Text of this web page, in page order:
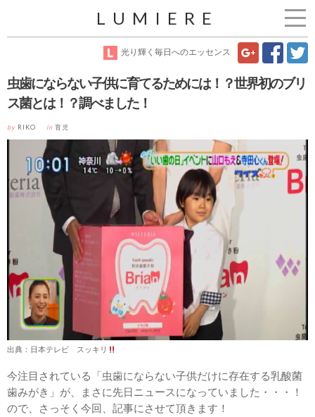
LUMIERE
光り輝く毎日へのエッセンス
虫歯にならない子供に育てるためには！？世界初のブリ
ス菌とは！？調べました！
by RIKO in 育児
出典：日本テレビ スッキリ
今注目されている「虫歯にならない子供だけに存在する乳酸菌
歯みがき」が、まさに先日ニュースになっていました・・・！
ので、さっそく今回、記事にさせて頂きます！